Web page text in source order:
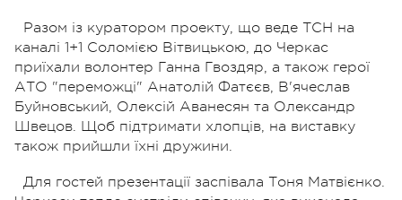
Разом із куратором проекту, що веде ТСН на
каналі 1+1 Соломією Вітвицькою, до Черкас
приїхали волонтер Ганна Гвоздяр, а також герої
АТО "переможці" Анатолій Фатєєв, В'ячеслав
Буйновський, Олексій Аванесян та Олександр
Швецов. Щоб підтримати хлопців, на виставку
також прийшли їхні дружини.
Для гостей презентації заспівала Тоня Матвієнко.